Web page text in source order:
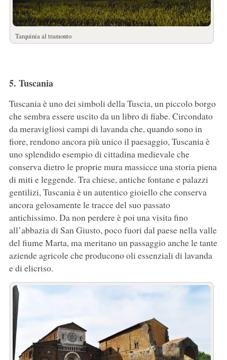
Tarquinia al tramonto
5. Tuscania
Tuscania è uno dei simboli della Tuscia, un piccolo borgo
che sembra essere uscito da un libro di fiabe. Circondato
da meravigliosi campi di lavanda che, quando sono in
fiore, rendono ancora più unico il paesaggio, Tuscania è
uno splendido esempio di cittadina medievale che
conserva dietro le proprie mura massicce una storia piena
di miti e leggende. Tra chiese, antiche fontane e palazzi
gentilizi, Tuscania è un autentico gioiello che conserva
ancora gelosamente le tracce del suo passato
antichissimo. Da non perdere è poi una visita fino
all’abbazia di San Giusto, poco fuori dal paese nella valle
del fiume Marta, ma meritano un passaggio anche le tante
aziende agricole che producono oli essenziali di lavanda
e di elicriso.